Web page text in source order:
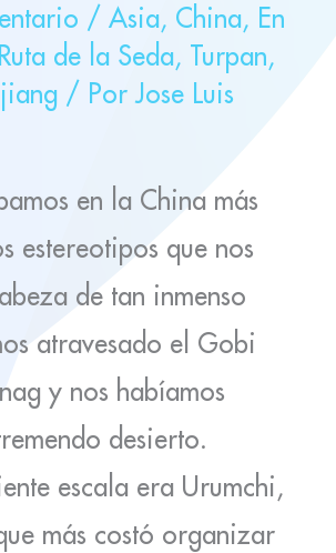
/ Asia, China, En
Ruta de la Seda, Turpan,
/ Por Jose Luis
en la China más
estereotipos que nos
de tan inmenso
atravesado el Gobi
y nos habíamos
desierto.
escala era Urumchi,
más costó organizar